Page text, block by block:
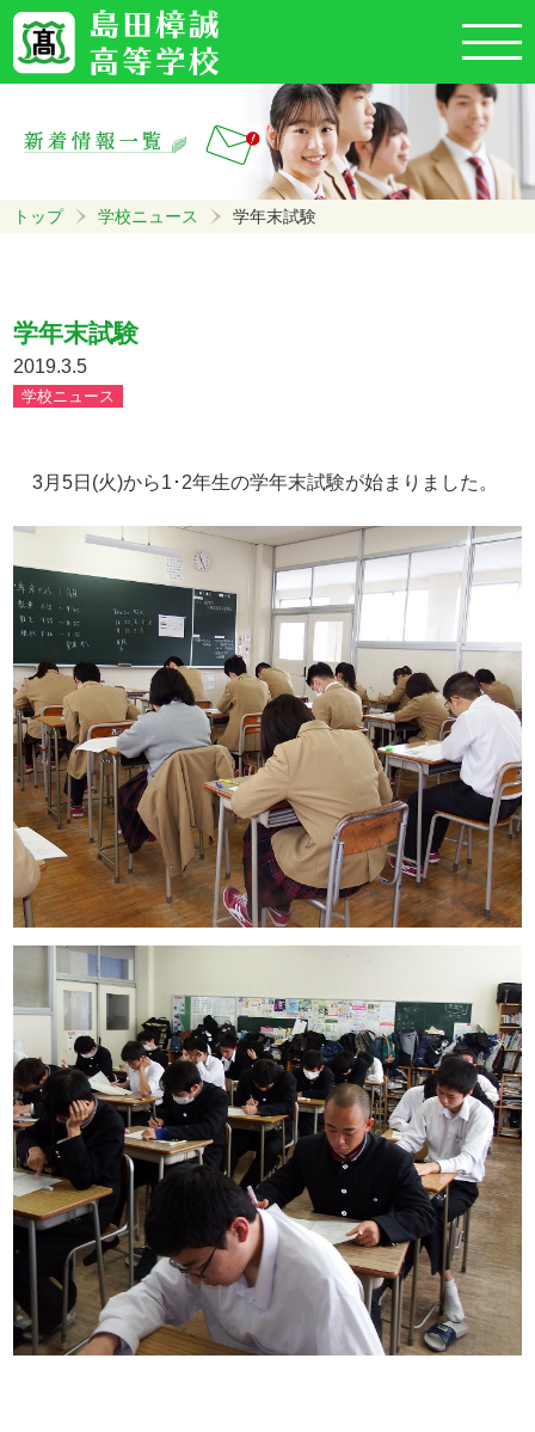
トップ 学校ニュース 学年末試験
学年末試験
2019.3.5
学校ニュース
3月5日(火)から1･2年生の学年末試験が始まりました。